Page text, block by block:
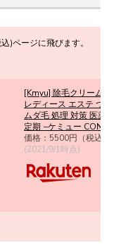
)ページに飛びます。
[Kmyu] 除毛クリーム 除
レディース エステ つる
ムダ毛 処理 対策 医薬部
定期 −ケミュー
価格：5500円（税込、
(2021/9/1時点)